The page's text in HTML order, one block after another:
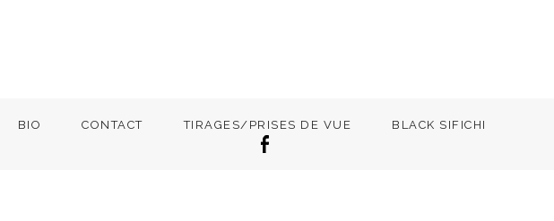
BIO CONTACT TIRAGES/PRISES DE VUE BLACK SIFICHI